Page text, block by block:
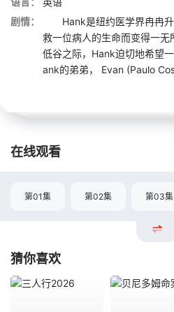
剧情：
Hank是纽约医学界冉冉升
救一位病人的生命而变得一无
低谷之际，Hank迫切地希望
ank的弟弟， Evan (Paulo
在线观看
第01集 第02集 第03集
猜你喜欢